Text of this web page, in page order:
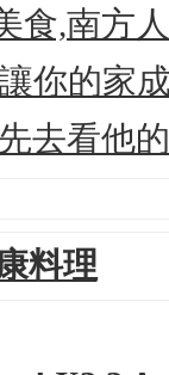
食,南方
你的家
去看他
料理